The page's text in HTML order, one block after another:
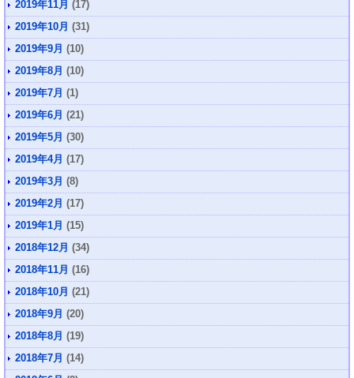
2019年11月 (17)
2019年10月 (31)
2019年9月 (10)
2019年8月 (10)
2019年7月 (1)
2019年6月 (21)
2019年5月 (30)
2019年4月 (17)
2019年3月 (8)
2019年2月 (17)
2019年1月 (15)
2018年12月 (34)
2018年11月 (16)
2018年10月 (21)
2018年9月 (20)
2018年8月 (19)
2018年7月 (14)